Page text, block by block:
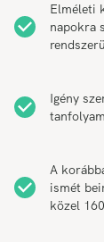
Elméleti
napokra
Igény
A
ismét
közel